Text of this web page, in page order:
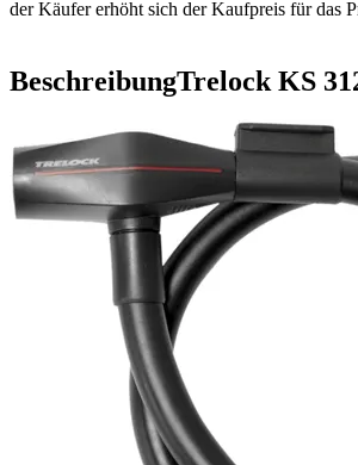
der Käufer erhöht sich der Kaufpreis für das
BeschreibungTrelock KS